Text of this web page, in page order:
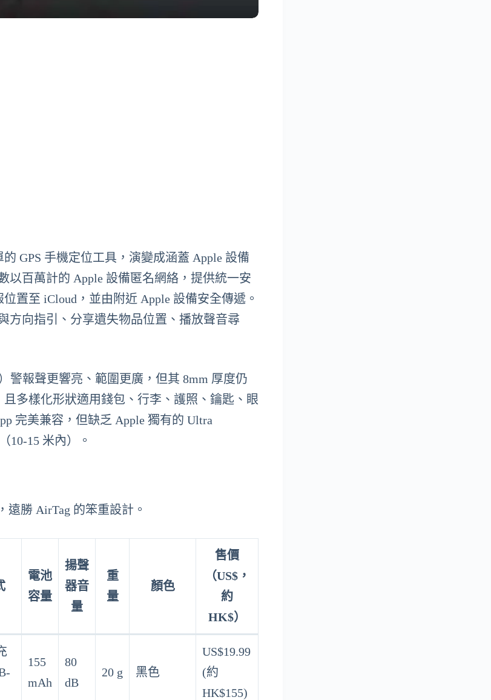
GPS 手機定位工具，演變成涵蓋 Apple 設備
以百萬計的 Apple 設備匿名網絡，提供統一安
置至 iCloud，並由附近 Apple 設備安全傳遞。
方向指引、分享遺失物品位置、播放聲音尋
警報聲更響亮、範圍更廣，但其 8mm 厚度仍
多樣化形狀適用錢包、行李、護照、鑰匙、眼
完美兼容，但缺乏 Apple 獨有的 Ultra
10-15 米內）。
勝 AirTag 的笨重設計。
電池
容量
揚聲
器音
量
重
量
顏色
售價
（US$，
約
HK$）
155
mAh
80
dB
20 g 黑色
US$19.99
(約
HK$155)